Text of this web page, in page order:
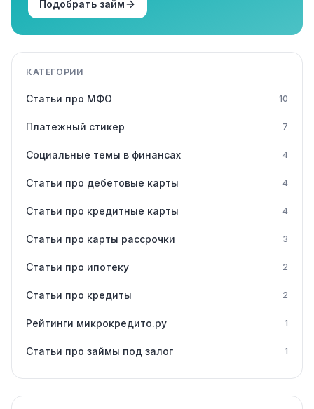
Подобрать займ
КАТЕГОРИИ
Статьи про МФО 10
Платежный стикер 7
Социальные темы в финансах 4
Статьи про дебетовые карты 4
Статьи про кредитные карты 4
Статьи про карты рассрочки 3
Статьи про ипотеку 2
Статьи про кредиты 2
Рейтинги микрокредито.ру 1
Статьи про займы под залог 1